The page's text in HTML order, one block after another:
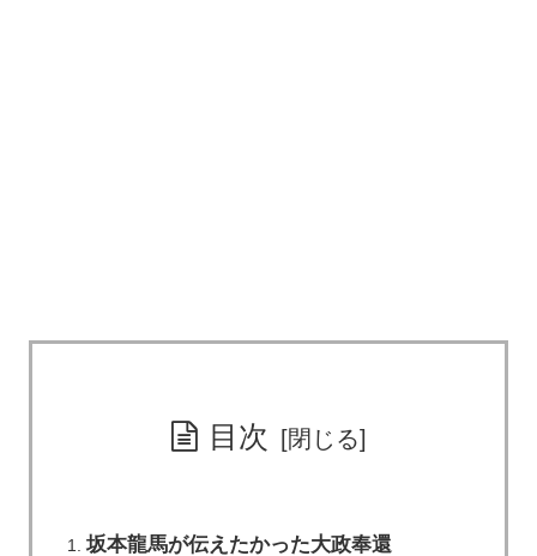
目次
坂本龍馬が伝えたかった大政奉還